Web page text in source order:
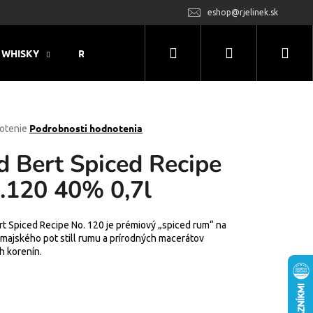
eshop@rjelinek.sk
WHISKY RUM MONIN LIKÉRY & OSTATNÝ
Hľadať Prihlásenie
Podrobnosti hodnotenia
Bert Spiced Recipe
40% 0,7l
Spiced Recipe No. 120 je prémiový „spiced rum“ na
pot still rumu a prírodných macerátov
korenín.